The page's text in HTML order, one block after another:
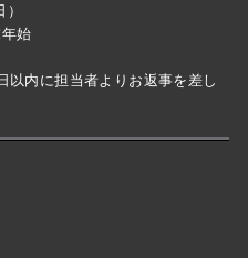
始
内に担当者よりお返事を差し